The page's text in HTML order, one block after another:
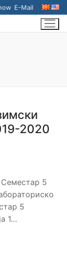
E-Mail
2020
5
5
1…